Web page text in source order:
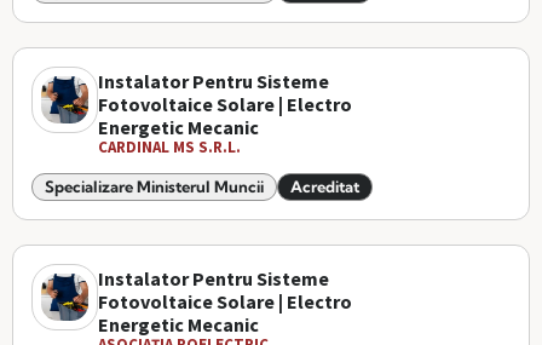
Instalator Pentru Sisteme
Fotovoltaice Solare | Electro
Energetic Mecanic
CARDINAL MS S.R.L.
Specializare Ministerul Muncii Acreditat
Instalator Pentru Sisteme
Fotovoltaice Solare | Electro
Energetic Mecanic